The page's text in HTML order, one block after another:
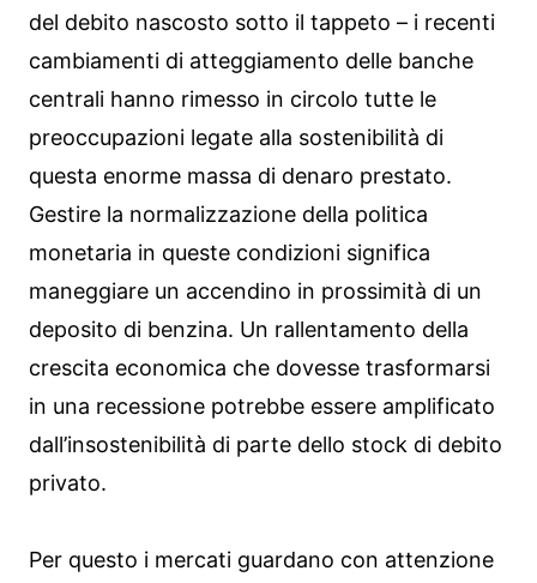
del debito nascosto sotto il tappeto – i recenti
cambiamenti di atteggiamento delle banche
centrali hanno rimesso in circolo tutte le
preoccupazioni legate alla sostenibilità di
questa enorme massa di denaro prestato.
Gestire la normalizzazione della politica
monetaria in queste condizioni significa
maneggiare un accendino in prossimità di un
deposito di benzina. Un rallentamento della
crescita economica che dovesse trasformarsi
in una recessione potrebbe essere amplificato
dall’insostenibilità di parte dello stock di debito
privato.
Per questo i mercati guardano con attenzione